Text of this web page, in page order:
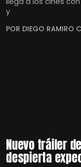
y
POR DIEGO RAMIRO
Nuevo tráiler
despierta